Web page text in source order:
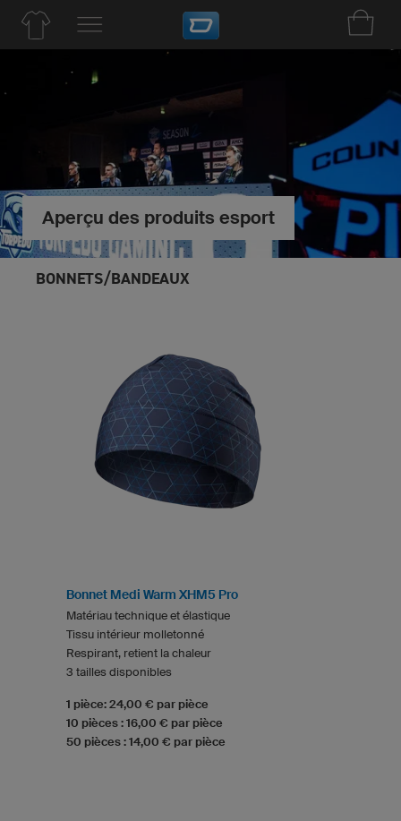
Aperçu des produits esport
BONNETS/BANDEAUX
Bonnet Medi Warm XHM5 Pro
Matériau technique et élastique
Tissu intérieur molletonné
Respirant, retient la chaleur
3 tailles disponibles
1 pièce: 24,00 € par pièce
10 pièces : 16,00 € par pièce
50 pièces : 14,00 € par pièce